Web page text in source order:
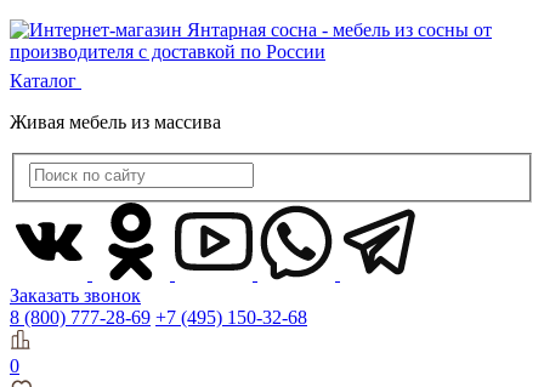
Каталог
Живая мебель из массива
Заказать звонок
8 (800) 777-28-69 +7 (495) 150-32-68
0